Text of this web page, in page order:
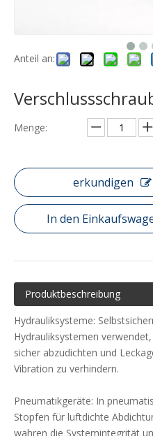
Anteil an:
Menge:
erkundigen
In den
Produktbeschreibung
Hydrauliksysteme:
Hydrauliksystemen
sicher abzudichten und
Vibration zu verhindern.
Pneumatikgeräte: In
Stopfen für luftdichte
wahren die Systemintegrität